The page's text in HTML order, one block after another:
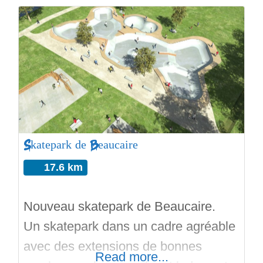
PaPa Noel qui est venue avec sa
hotte pour apporter un bowl. Le bowl
est peu profond avec un hip central et
une extension en face du hip (le
coping est en
Skatepark de Beaucaire
17.6 km
Nouveau skatepark de Beaucaire.
Un skatepark dans un cadre agréable
avec des extensions de bonnes
Read more...